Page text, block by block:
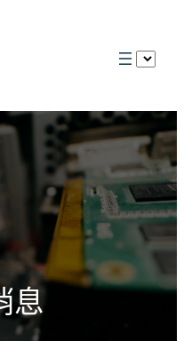
選
息